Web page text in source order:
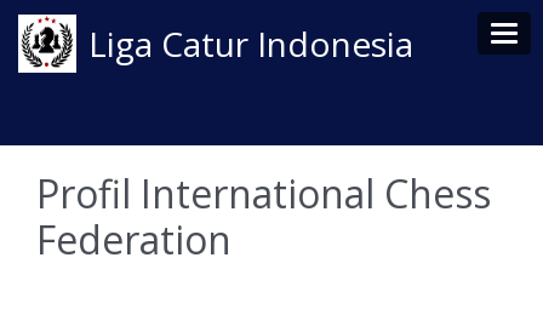
Liga Catur Indonesia
Profil International Chess
Federation